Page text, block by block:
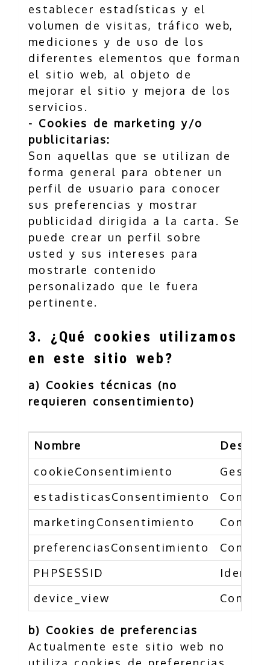
establecer estadísticas y el
volumen de visitas, tráfico web,
mediciones y de uso de los
diferentes elementos que forman
el sitio web, al objeto de
mejorar el sitio y mejora de los
servicios.
- Cookies de marketing y/o
publicitarias:
Son aquellas que se utilizan de
forma general para obtener un
perfil de usuario para conocer
sus preferencias y mostrar
publicidad dirigida a la carta. Se
puede crear un perfil sobre
usted y sus intereses para
mostrarle contenido
personalizado que le fuera
pertinente.
3. ¿Qué cookies utilizamos
en este sitio web?
a) Cookies técnicas (no
requieren consentimiento)
Nombre
cookieConsentimiento
estadisticasConsentimiento
marketingConsentimiento
preferenciasConsentimiento
PHPSESSID
device_view
b) Cookies de preferencias
Actualmente este sitio web no